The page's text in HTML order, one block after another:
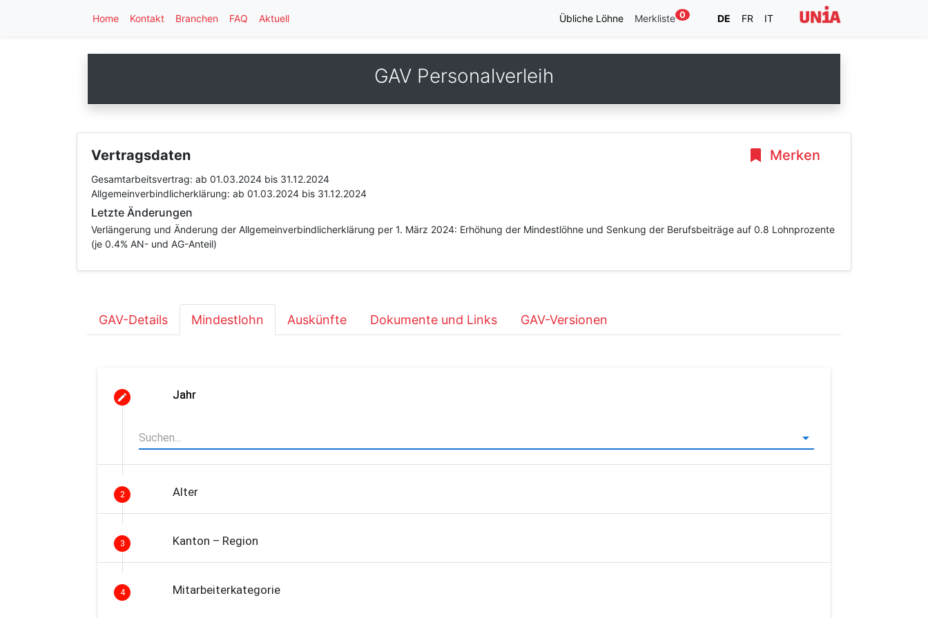
Home Kontakt Branchen FAQ Aktuell Übliche Löhne Merkliste 0 DE FR IT
GAV Personalverleih
Merken
Vertragsdaten
Gesamtarbeitsvertrag: ab 01.03.2024 bis 31.12.2024
Allgemeinverbindlicherklärung: ab 01.03.2024 bis 31.12.2024
Letzte Änderungen
Verlängerung und Änderung der Allgemeinverbindlicherklärung per 1. März 2024: Erhöhung der Mindestlöhne und Senkung der Berufsbeiträge auf 0.8 Lohnprozente
(je 0.4% AN- und AG-Anteil)
GAV-Details Mindestlohn Auskünfte Dokumente und Links GAV-Versionen
Jahr
2 Alter
3 Kanton – Region
4 Mitarbeiterkategorie